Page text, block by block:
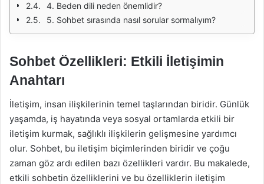
4. Beden dili neden önemlidir?
5. Sohbet sırasında nasıl sorular sormalıyım?
Sohbet Özellikleri: Etkili İletişimin
Anahtarı
İletişim, insan ilişkilerinin temel taşlarından biridir. Günlük
yaşamda, iş hayatında veya sosyal ortamlarda etkili bir
iletişim kurmak, sağlıklı ilişkilerin gelişmesine yardımcı
olur. Sohbet, bu iletişim biçimlerinden biridir ve çoğu
zaman göz ardı edilen bazı özellikleri vardır. Bu makalede,
etkili sohbetin özelliklerini ve bu özelliklerin iletişim